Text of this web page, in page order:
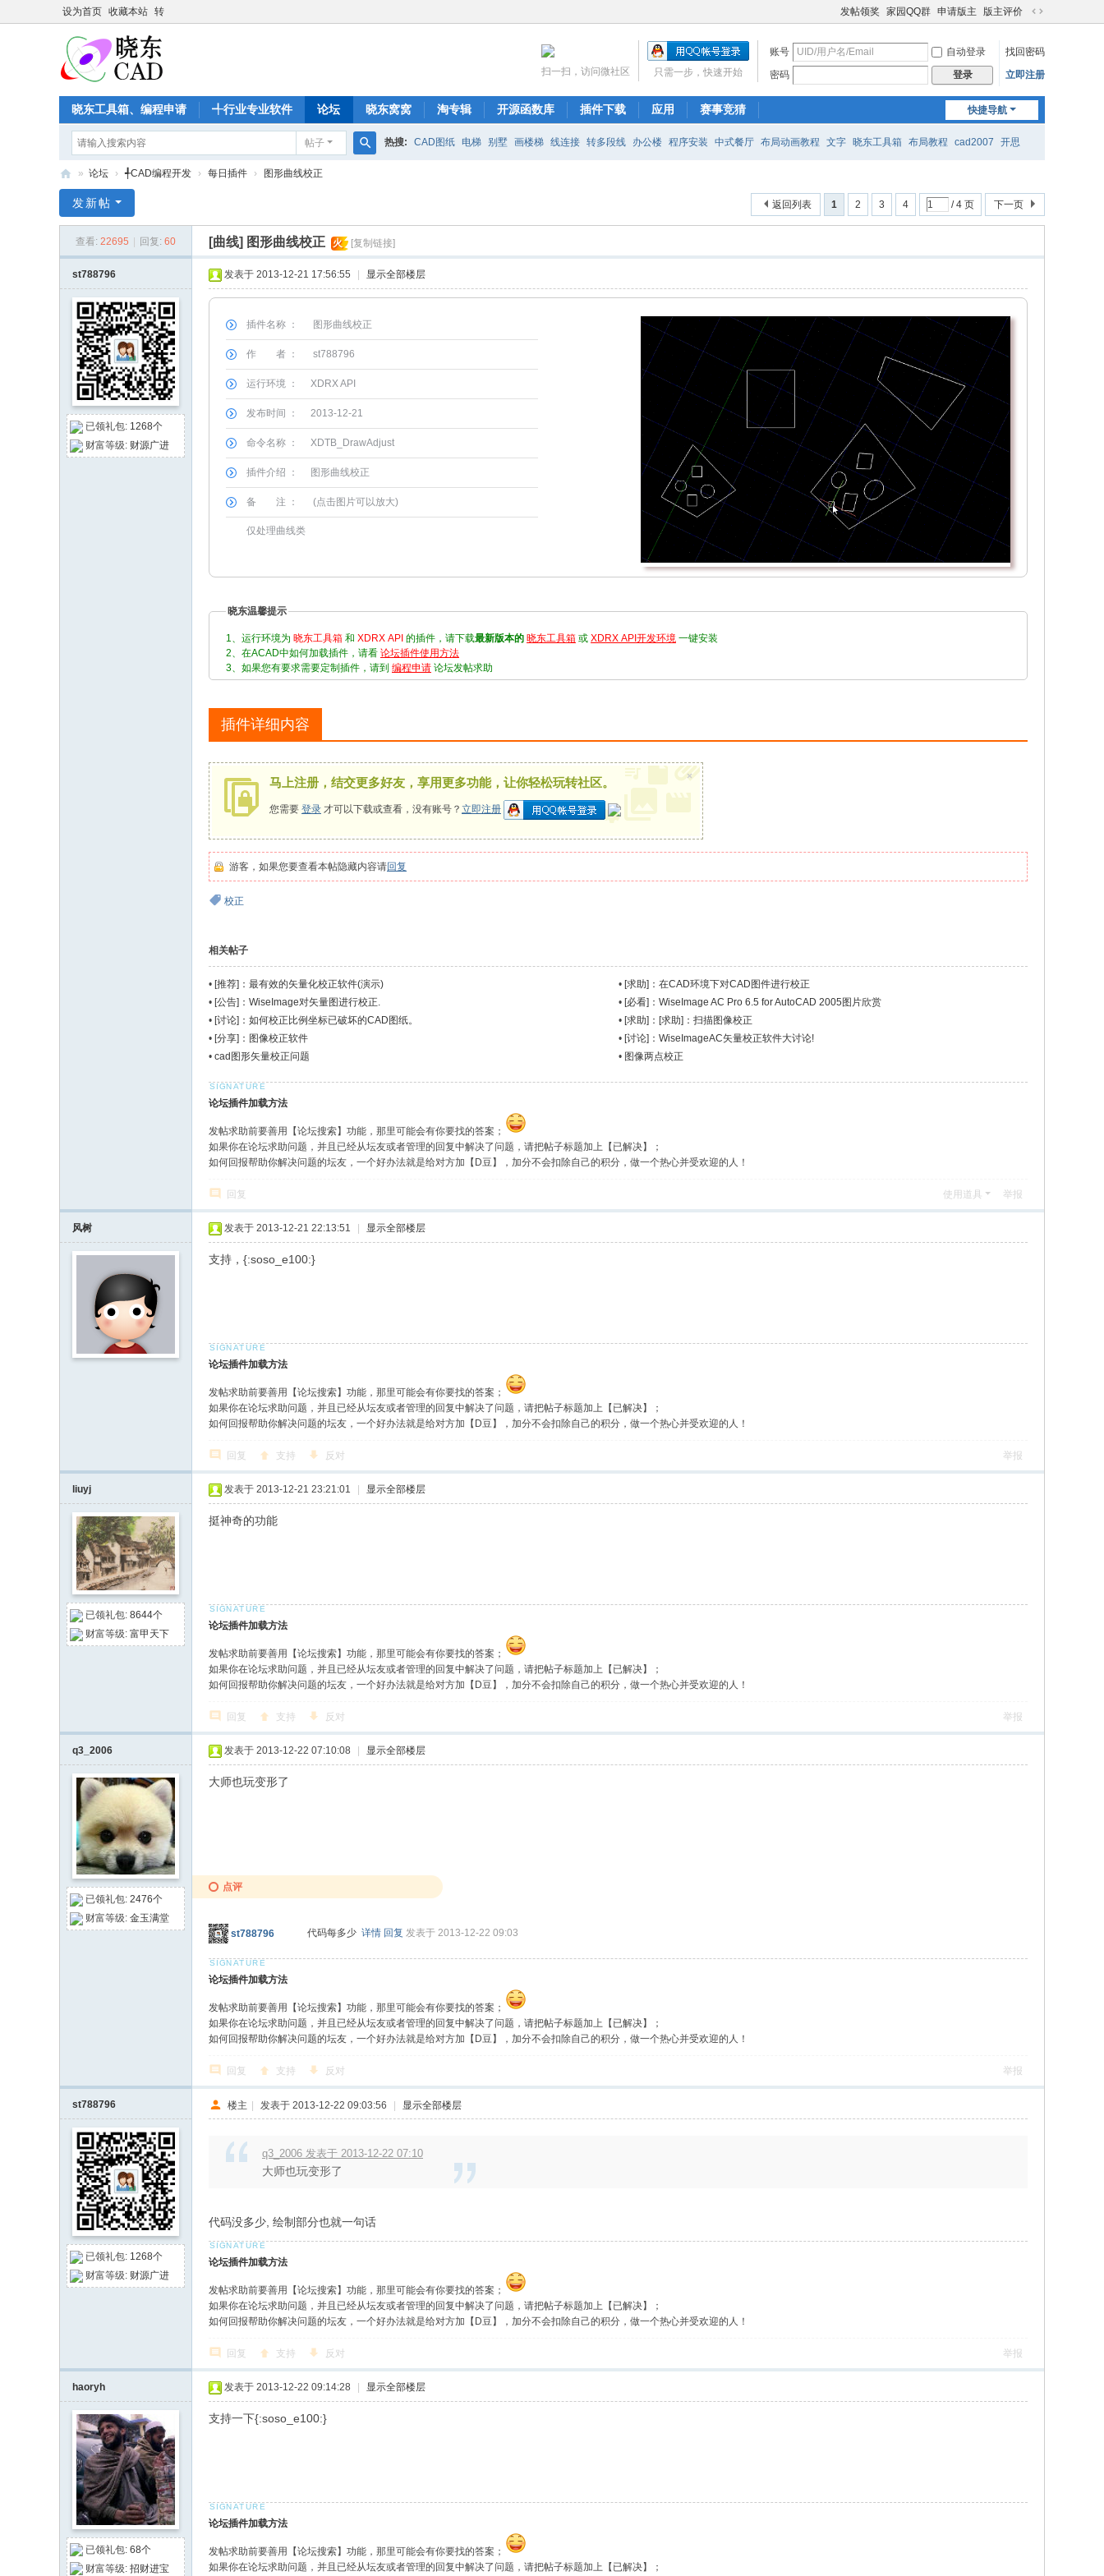
设为首页 收藏本站 转 发帖领奖 家园QQ群 申请版主 版主评价
切
到
宽
账号 自动登录
找回密码
密码
登录 立即注册
只需一步，快速开始
扫一扫，访问微社区
快捷导航
晓东工具箱、编程申请 ╃行业专业软件 论坛 晓东窝窝 淘专辑 开源函数库 插件下载 应用 赛事竞猜
帖子 热搜: CAD图纸 电梯 别墅 画楼梯 线连接 转多段线 办公楼 程序安装 中式餐厅 布局动画教程 文字 晓东工具箱 布局教程 cad2007 开思
东
D
坛
» 论坛 › ╃CAD编程开发 › 每日插件 › 图形曲线校正
1 2 3 4 / 4 页 下一页
返回列表
发新帖
查看: 22695 回复: 60 [曲线] 图形曲线校正 火 [复制链接]
st788796
已领礼包: 1268个
财富等级: 财源广进
发表于 2013-12-21 17:56:55 显示全部楼层
插件名称 ： 图形曲线校正
作 者 ： st788796
运行环境 ： XDRX API
发布时间 ： 2013-12-21
命令名称 ： XDTB_DrawAdjust
插件介绍 ： 图形曲线校正
备 注 ： (点击图片可以放大)
仅处理曲线类
晓东温馨提示
1、运行环境为 晓东工具箱 和 XDRX API 的插件，请下载最新版本的 晓东工具箱 或 XDRX API开发环境 一键安装
2、在ACAD中如何加载插件，请看 论坛插件使用方法
3、如果您有要求需要定制插件，请到 编程申请 论坛发帖求助
插件详细内容
马上注册，结交更多好友，享用更多功能，让你轻松玩转社区。
您需要 登录 才可以下载或查看，没有账号？ 立即注册
×
游客，如果您要查看本帖隐藏内容请回复
校正
相关帖子
• [推荐]：最有效的矢量化校正软件(演示) • [求助]：在CAD环境下对CAD图件进行校正
• [公告]：WiseImage对矢量图进行校正. • [必看]：WiseImage AC Pro 6.5 for AutoCAD 2005图片欣赏
• [讨论]：如何校正比例坐标已破坏的CAD图纸。 • [求助]：[求助]：扫描图像校正
• [分享]：图像校正软件 • [讨论]：WiseImageAC矢量校正软件大讨论!
• cad图形矢量校正问题 • 图像两点校正
论坛插件加载方法
发帖求助前要善用【论坛搜索】功能，那里可能会有你要找的答案；
如果你在论坛求助问题，并且已经从坛友或者管理的回复中解决了问题，请把帖子标题加上【已解决】；
如何回报帮助你解决问题的坛友，一个好办法就是给对方加【D豆】，加分不会扣除自己的积分，做一个热心并受欢迎的人！
回复 使用道具 举报
风树 发表于 2013-12-21 22:13:51 显示全部楼层
支持，{:soso_e100:}
论坛插件加载方法
发帖求助前要善用【论坛搜索】功能，那里可能会有你要找的答案；
如果你在论坛求助问题，并且已经从坛友或者管理的回复中解决了问题，请把帖子标题加上【已解决】；
如何回报帮助你解决问题的坛友，一个好办法就是给对方加【D豆】，加分不会扣除自己的积分，做一个热心并受欢迎的人！
回复 支持 反对 举报
liuyj
已领礼包: 8644个
财富等级: 富甲天下
发表于 2013-12-21 23:21:01 显示全部楼层
挺神奇的功能
论坛插件加载方法
发帖求助前要善用【论坛搜索】功能，那里可能会有你要找的答案；
如果你在论坛求助问题，并且已经从坛友或者管理的回复中解决了问题，请把帖子标题加上【已解决】；
如何回报帮助你解决问题的坛友，一个好办法就是给对方加【D豆】，加分不会扣除自己的积分，做一个热心并受欢迎的人！
回复 支持 反对 举报
q3_2006
已领礼包: 2476个
财富等级: 金玉满堂
发表于 2013-12-22 07:10:08 显示全部楼层
大师也玩变形了
点评
st788796 代码每多少 详情 回复 发表于 2013-12-22 09:03
论坛插件加载方法
发帖求助前要善用【论坛搜索】功能，那里可能会有你要找的答案；
如果你在论坛求助问题，并且已经从坛友或者管理的回复中解决了问题，请把帖子标题加上【已解决】；
如何回报帮助你解决问题的坛友，一个好办法就是给对方加【D豆】，加分不会扣除自己的积分，做一个热心并受欢迎的人！
回复 支持 反对 举报
st788796
已领礼包: 1268个
财富等级: 财源广进
楼主 | 发表于 2013-12-22 09:03:56 | 显示全部楼层
q3_2006 发表于 2013-12-22 07:10
大师也玩变形了
代码没多少, 绘制部分也就一句话
论坛插件加载方法
发帖求助前要善用【论坛搜索】功能，那里可能会有你要找的答案；
如果你在论坛求助问题，并且已经从坛友或者管理的回复中解决了问题，请把帖子标题加上【已解决】；
如何回报帮助你解决问题的坛友，一个好办法就是给对方加【D豆】，加分不会扣除自己的积分，做一个热心并受欢迎的人！
回复 支持 反对 举报
haoryh
已领礼包: 68个
财富等级: 招财进宝
发表于 2013-12-22 09:14:28 显示全部楼层
支持一下{:soso_e100:}
论坛插件加载方法
发帖求助前要善用【论坛搜索】功能，那里可能会有你要找的答案；
如果你在论坛求助问题，并且已经从坛友或者管理的回复中解决了问题，请把帖子标题加上【已解决】；